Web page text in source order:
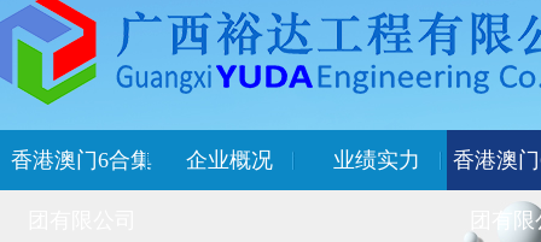
香港澳门6合集 企业概况 业绩实力 香港澳
团有